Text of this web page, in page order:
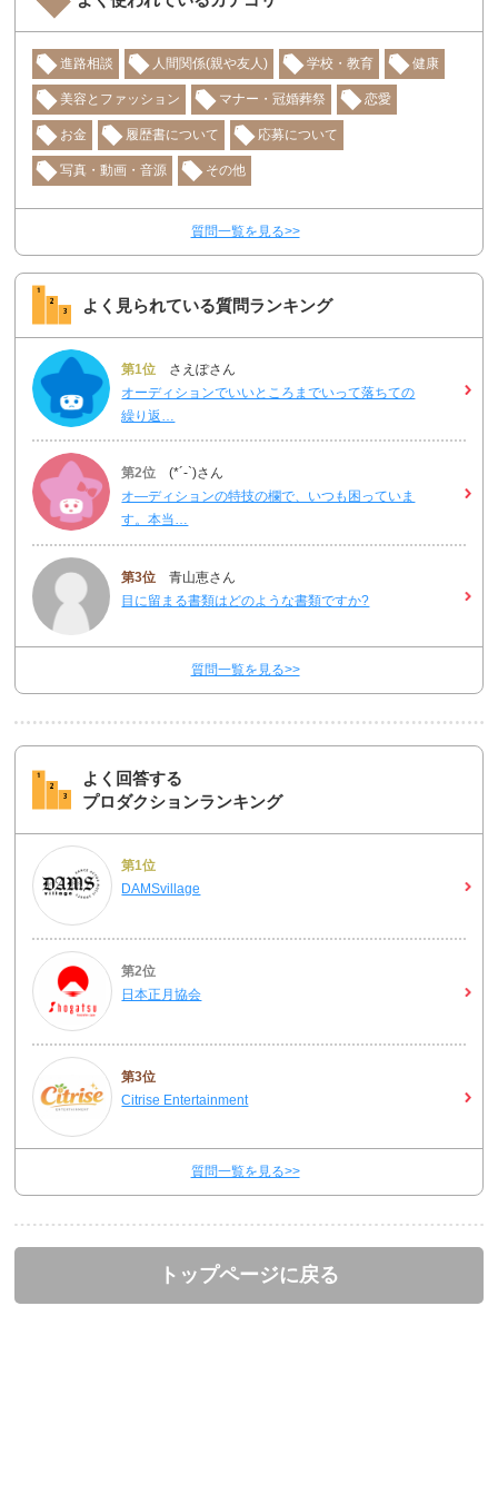
進路相談 人間関係(親や友人) 学校・教育 健康
美容とファッション マナー・冠婚葬祭 恋愛
お金 履歴書について 応募について
写真・動画・音源 その他
質問一覧を見る>>
よく見られている質問ランキング
第1位 さえぽさん
オーディションでいいところまでいって落ちての
繰り返…
第2位 (*´-`)さん
オ―ディションの特技の欄で、いつも困っていま
す。本当…
第3位 青山恵さん
目に留まる書類はどのような書類ですか?
質問一覧を見る>>
よく回答する
プロダクションランキング
第1位
DAMSvillage
第2位
日本正月協会
第3位
Citrise Entertainment
質問一覧を見る>>
トップページに戻る